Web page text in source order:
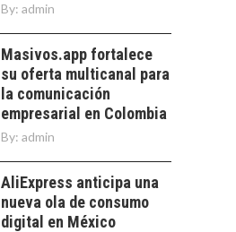
Chile:…
By: admin
Masivos.app fortalece
su oferta multicanal para
la comunicación
empresarial en Colombia
By: admin
AliExpress anticipa una
nueva ola de consumo
digital en México